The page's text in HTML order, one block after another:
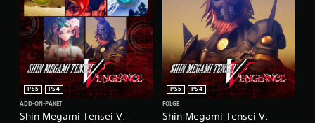
Shin Megami Tensei V:
PS5
PS4
ADD-ON-PAKET
Shin Megami Tensei V:
PS5
PS4
FOLGE